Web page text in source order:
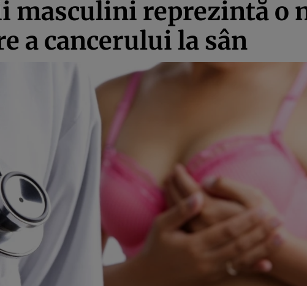
masculini reprezintă o
a cancerului la sân